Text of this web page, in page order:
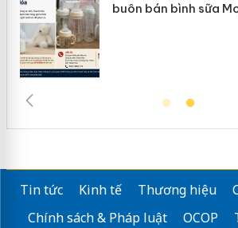
Moyuum giả
Tin tức Kinh tế Thương hiệu
Chính sách & Pháp luật
OCOP